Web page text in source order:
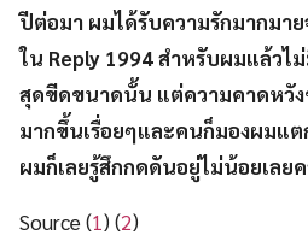
ปีต่อมา ผมได้รับความรักมากมา
ใน Reply 1994 สำหรับผมแล้วไ
สุดขีดขนาดนั้น แต่ความคาดหวั
มากขึ้นเรื่อยๆและคนก็มองผมแ
ผมก็เลยรู้สึกกดดันอยู่ไม่น้อยเลย
Source (1) (2)